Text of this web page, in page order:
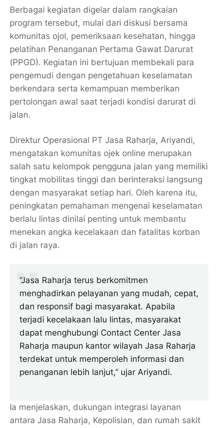
Berbagai kegiatan digelar dalam rangkaian
program tersebut, mulai dari diskusi bersama
komunitas ojol, pemeriksaan kesehatan, hingga
pelatihan Penanganan Pertama Gawat Darurat
(PPGD). Kegiatan ini bertujuan membekali para
pengemudi dengan pengetahuan keselamatan
berkendara serta kemampuan memberikan
pertolongan awal saat terjadi kondisi darurat di
jalan.
Direktur Operasional PT Jasa Raharja, Ariyandi,
mengatakan komunitas ojek online merupakan
salah satu kelompok pengguna jalan yang memiliki
tingkat mobilitas tinggi dan berinteraksi langsung
dengan masyarakat setiap hari. Oleh karena itu,
peningkatan pemahaman mengenai keselamatan
berlalu lintas dinilai penting untuk membantu
menekan angka kecelakaan dan fatalitas korban
di jalan raya.
“Jasa Raharja terus berkomitmen
menghadirkan pelayanan yang mudah, cepat,
dan responsif bagi masyarakat. Apabila
terjadi kecelakaan lalu lintas, masyarakat
dapat menghubungi Contact Center Jasa
Raharja maupun kantor wilayah Jasa Raharja
terdekat untuk memperoleh informasi dan
penanganan lebih lanjut,” ujar Ariyandi.
Ia menjelaskan, dukungan integrasi layanan
antara Jasa Raharja, Kepolisian, dan rumah sakit